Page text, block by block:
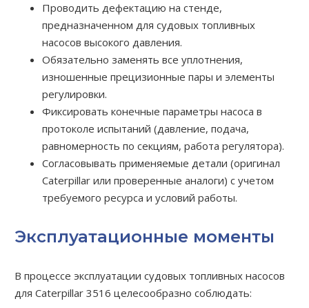
Проводить дефектацию на стенде,
предназначенном для судовых топливных
насосов высокого давления.
Обязательно заменять все уплотнения,
изношенные прецизионные пары и элементы
регулировки.
Фиксировать конечные параметры насоса в
протоколе испытаний (давление, подача,
равномерность по секциям, работа регулятора).
Согласовывать применяемые детали (оригинал
Caterpillar или проверенные аналоги) с учетом
требуемого ресурса и условий работы.
Эксплуатационные моменты
В процессе эксплуатации судовых топливных насосов
для Caterpillar 3516 целесообразно соблюдать: